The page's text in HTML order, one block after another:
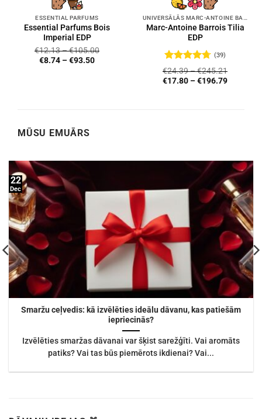
ESSENTIAL PARFUMS
Essential Parfums Bois
Imperial EDP
€12.13–€105.00
€8.74 –€93.50
UNIVERSĀLĀS MARC-ANTOINE BARROIS SMARŽAS
Marc-Antoine Barrois Tilia
EDP
Novērtēts
ar4.72
no
(39)
€24.39–€245.21
€17.80 –€196.79
MŪSU EMUĀRS
Smaržu ceļvedis: kā izvēlēties ideālu dāvanu, kas patiešām
iepriecinās?
Izvēlēties smaržas dāvanai var šķist sarežģīti. Vai aromāts
patiks? Vai tas būs piemērots ikdienai? Vai...
22
Dec